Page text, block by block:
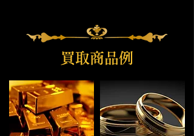
#ダイヤ買取#宝石#宝石買取#貴金属卸＃貴金属販
売#ネックレス#ブレスレット#ピアス#ペンダント
ト分割#金地金#金地金買取#金地金分割＃金分割小
分け#K18ネックレス#k18ブレスレット#K18ピア
ブレスレット#プラチナピアス#プラチナ チェーン
#K
買取商品例